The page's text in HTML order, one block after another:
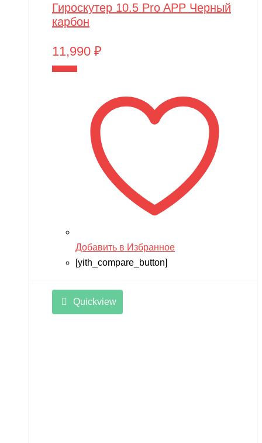
Гироскутер 10.5 Pro APP Черный
карбон
11,990 ₽
Добавить в Избранное
[yith_compare_button]
Quickview